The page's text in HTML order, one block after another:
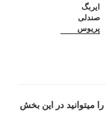
ایربگ
صندلی
پریوس
را میتوانید در این بخش